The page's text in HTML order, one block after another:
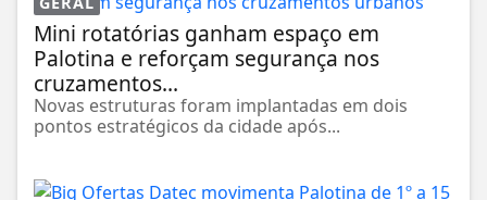
Mini rotatórias ganham espaço em
Palotina e reforçam segurança nos
cruzamentos...
Novas estruturas foram implantadas em dois
pontos estratégicos da cidade após...